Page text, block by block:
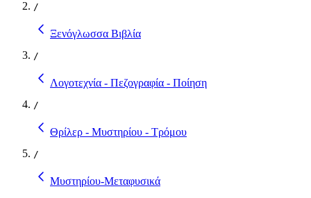
/
Ξενόγλωσσα Βιβλία
/
Λογοτεχνία - Πεζογραφία - Ποίηση
/
Θρίλερ - Μυστηρίου - Τρόμου
/
Μυστηρίου-Μεταφυσικά